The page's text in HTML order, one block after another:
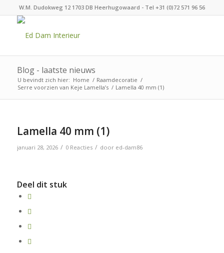
W.M. Dudokweg 12 1703 DB Heerhugowaard - Tel +31 (0)72 571 96 56
Blog - laatste nieuws
U bevindt zich hier: Home / Raamdecoratie /
Serre voorzien van Keje Lamella’s / Lamella 40 mm (1)
Lamella 40 mm (1)
januari 28, 2026 / 0 Reacties / door ed-dam86
Deel dit stuk